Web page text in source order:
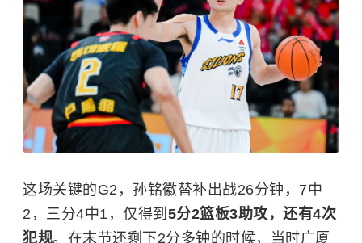
这场关键的G2，孙铭徽替补出战26分钟，7中
2，三分4中1，仅得到 5分2篮板3助攻，还有4次
犯规。在末节还剩下2分多钟的时候，当时广厦